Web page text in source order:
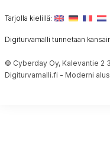
Tarjolla kielillä:
Digiturvamalli tunnetaan
© Cyberday Oy, Kalevantie 2
Digiturvamalli.fi - Moderni